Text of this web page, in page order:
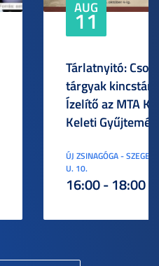
AUG
11
Tárlatnyitó:
tárgyak
Ízelítő az MTA
Keleti
ÚJ ZSINAGÓGA -
U. 10.
16:00 - 18:00